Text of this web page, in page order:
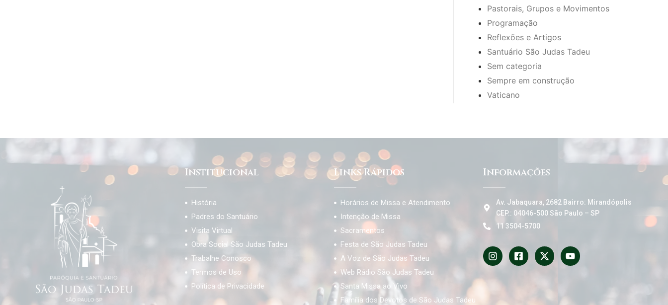
Pastorais, Grupos e Movimentos
Programação
Reflexões e Artigos
Santuário São Judas Tadeu
Sem categoria
Sempre em construção
Vaticano
Institucional
História
Padres do Santuário
Visita Virtual
Obra Social São Judas Tadeu
Trabalhe Conosco
Termos de Uso
Política de Privacidade
Links Rápidos
Horários de Missa e Atendimento
Intenção de Missa
Sacramentos
Festa de São Judas Tadeu
A Voz de São Judas Tadeu
Web Rádio São Judas Tadeu
Santa Missa ao Vivo
Família dos Devotos de São Judas Tadeu
Informações
Av. Jabaquara, 2682 Bairro: Mirandópolis
CEP.: 04046-500 São Paulo – SP
11 3504-5700